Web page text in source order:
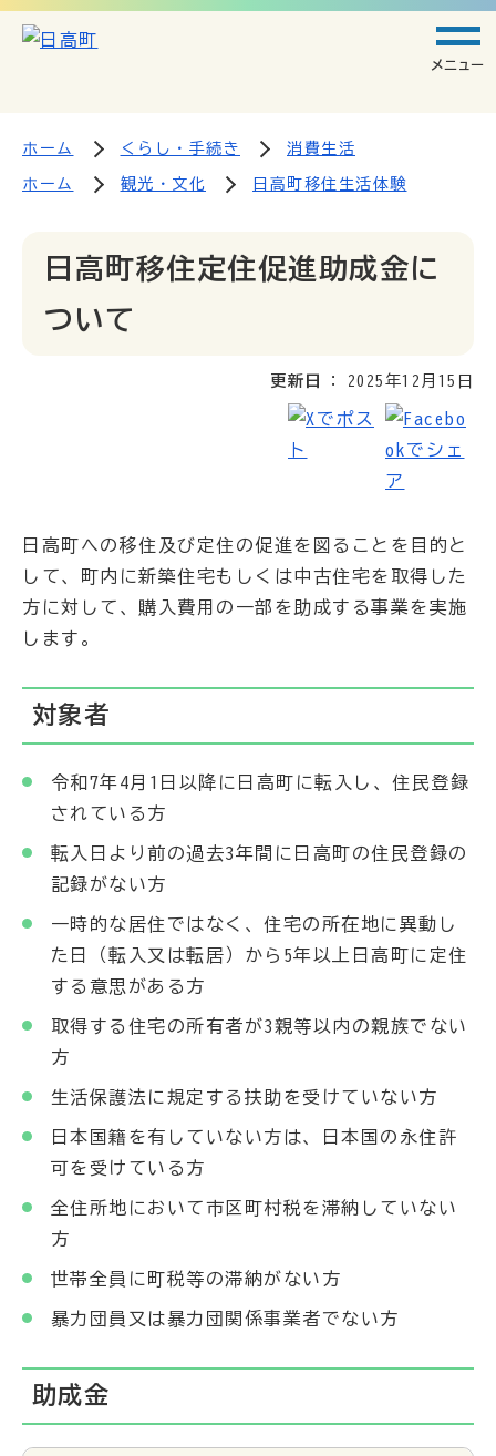
メニュー
ホーム くらし・手続き 消費生活
ホーム 観光・文化 日高町移住生活体験
日高町移住定住促進助成金に
ついて
更新日 2025年12月15日
日高町への移住及び定住の促進を図ることを目的と
して、町内に新築住宅もしくは中古住宅を取得した
方に対して、購入費用の一部を助成する事業を実施
します。
対象者
令和7年4月1日以降に日高町に転入し、住民登録
されている方
転入日より前の過去3年間に日高町の住民登録の
記録がない方
一時的な居住ではなく、住宅の所在地に異動し
た日（転入又は転居）から5年以上日高町に定住
する意思がある方
取得する住宅の所有者が3親等以内の親族でない
方
生活保護法に規定する扶助を受けていない方
日本国籍を有していない方は、日本国の永住許
可を受けている方
全住所地において市区町村税を滞納していない
方
世帯全員に町税等の滞納がない方
暴力団員又は暴力団関係事業者でない方
助成金